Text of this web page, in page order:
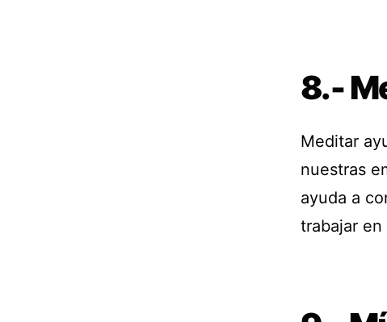
8.-
Meditar
nuestras
ayuda a
trabajar